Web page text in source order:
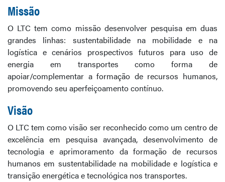
Missão
O LTC tem como missão desenvolver pesquisa em duas
grandes linhas: sustentabilidade na mobilidade e na
logística e cenários prospectivos futuros para uso de
energia em transportes como forma de
apoiar/complementar a formação de recursos humanos,
promovendo seu aperfeiçoamento contínuo.
Visão
O LTC tem como visão ser reconhecido como um centro de
excelência em pesquisa avançada, desenvolvimento de
tecnologia e aprimoramento da formação de recursos
humanos em sustentabilidade na mobilidade e logística e
transição energética e tecnológica nos transportes.